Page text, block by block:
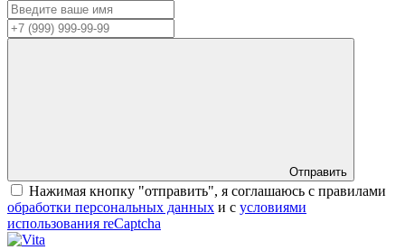
Отправить
Нажимая кнопку "отправить", я соглашаюсь с правилами
обработки персональных данных и с условиями
использования reCaptcha